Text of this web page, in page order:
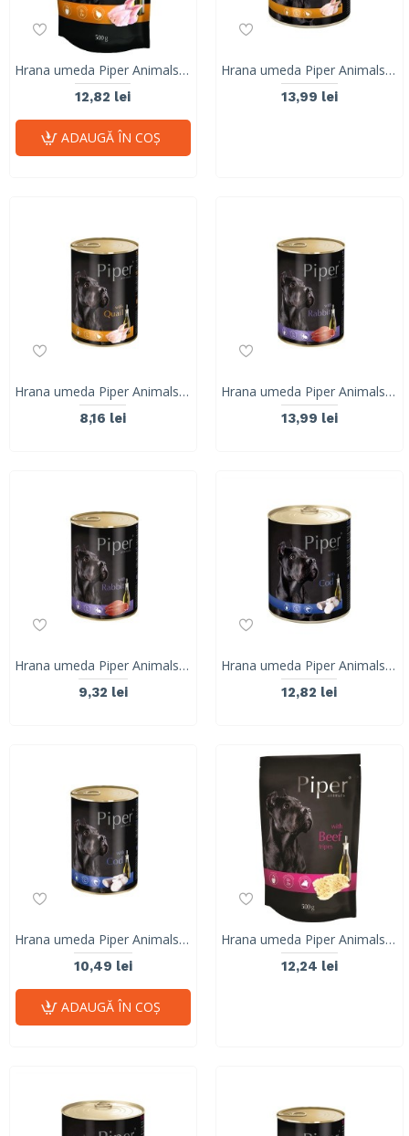
Hrana umeda Piper Animals, prepelita, plic, 500 g
12,82 lei
ADAUGĂ ÎN COŞ
Hrana umeda Piper Animals, prepelita, conserva, 800 g
13,99 lei
Hrana umeda Piper Animals, prepelita, conserva, 400 g
8,16 lei
Hrana umeda Piper Animals, iepure, conserva, 800 g
13,99 lei
Hrana umeda Piper Animals, iepure, conserva, 400 g
9,32 lei
Hrana umeda Piper Animals, cod, conserva, 800 g
12,82 lei
Hrana umeda Piper Animals, cod, conserva, 400 g
10,49 lei
ADAUGĂ ÎN COŞ
Hrana umeda Piper Animals, burta de vita, plic, 500 g
12,24 lei